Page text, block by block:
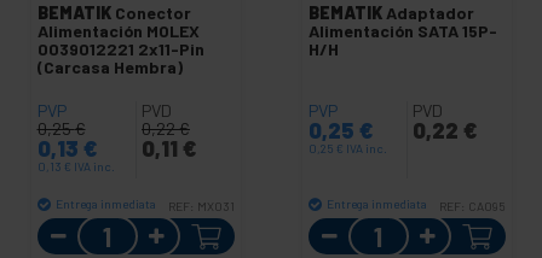
BEMATIK Conector
Alimentación MOLEX
0039012221 2x11-Pin
(Carcasa Hembra)
PVP
0,25€
0,13 €
0,13 € IVA inc.
PVD
0,22€
0,11 €
Entrega inmediata REF: MX031
Cantidad
BEMATIK Adaptador
Alimentación SATA 15P-
H/H
PVP
0,25 €
0,25 € IVA inc.
PVD
0,22 €
Entrega inmediata REF: CA095
Cantidad